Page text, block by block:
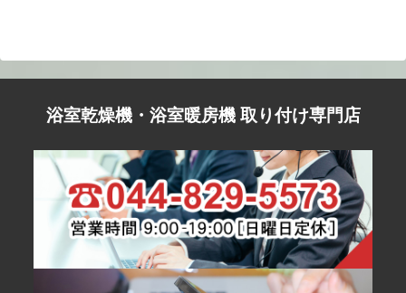
浴室乾燥機・浴室暖房機 取り付け専門店